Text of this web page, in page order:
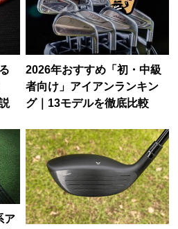
2026年おすすめ「初・中級
者向け」アイアンランキン
グ｜13モデルを徹底比較
ア